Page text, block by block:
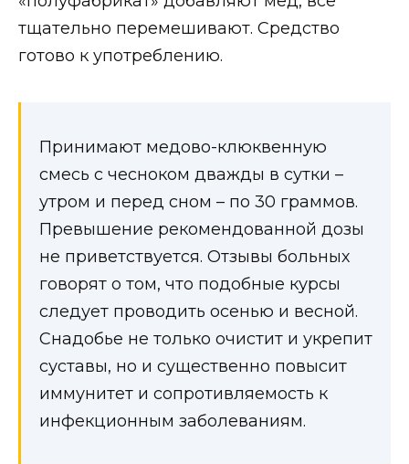
тщательно перемешивают. Средство
готово к употреблению.
Принимают медово-клюквенную
смесь с чесноком дважды в сутки –
утром и перед сном – по 30 граммов.
Превышение рекомендованной дозы
не приветствуется. Отзывы больных
говорят о том, что подобные курсы
следует проводить осенью и весной.
Снадобье не только очистит и укрепит
суставы, но и существенно повысит
иммунитет и сопротивляемость к
инфекционным заболеваниям.